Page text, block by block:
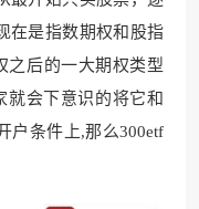
在是指数期权和股指
之后的一大期权类型
就会下意识的将它和
户条件上,那么300etf